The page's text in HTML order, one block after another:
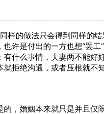
的做法只会得到同样的结
许是付出的一方也想“罢工
什么事情，夫妻两不能好
拒绝沟通，或者压根就不
婚姻本来就只是并且仅限